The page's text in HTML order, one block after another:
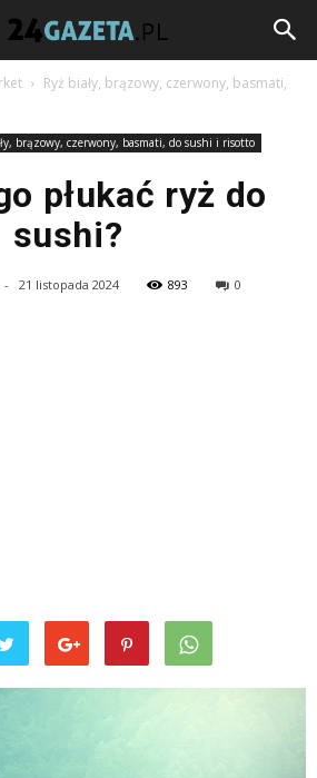
Ryż biały, brązowy, czerwony, basmati,
brązowy, czerwony, basmati, do sushi i risotto
płukać ryż do
sushi?
- 21 listopada 2024 893 0